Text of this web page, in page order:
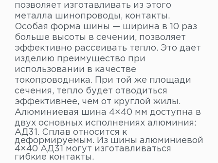
позволяет изготавливать из этого
металла шинопроводы, контакты.
Особая форма шины — ширина в 10 раз
больше высоты в сечении, позволяет
эффективно рассеивать тепло. Это дает
изделию преимущество при
использовании в качестве
токопроводника. При той же площади
сечения, тепло будет отводиться
эффективнее, чем от круглой жилы.
Алюминиевая шина 4×40 мм доступна в
двух основных исполнениях алюминия:
АД31. Сплав относится к
деформируемым. Из шины алюминиевой
4×40 АД31 могут изготавливаться
гибкие контакты.